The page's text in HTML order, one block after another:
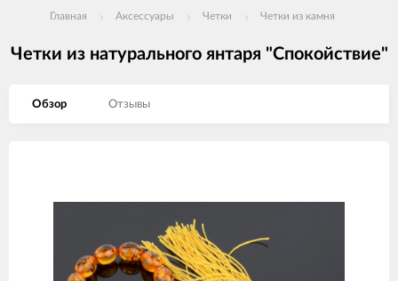
Главная Аксессуары Четки Четки из камня
Четки из натурального янтаря "Спокойствие"
Обзор Отзывы